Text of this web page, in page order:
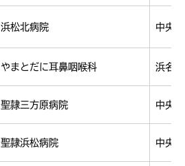
浜松北病院 中央
やまとだに耳鼻咽喉科 浜名
聖隷三方原病院 中央
聖隷浜松病院 中央